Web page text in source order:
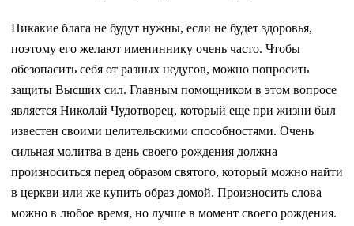
Никакие блага не будут нужны, если не будет здоровья,
поэтому его желают имениннику очень часто. Чтобы
обезопасить себя от разных недугов, можно попросить
защиты Высших сил. Главным помощником в этом вопросе
является Николай Чудотворец, который еще при жизни был
известен своими целительскими способностями. Очень
сильная молитва в день своего рождения должна
произноситься перед образом святого, который можно найти
в церкви или же купить образ домой. Произносить слова
можно в любое время, но лучше в момент своего рождения.